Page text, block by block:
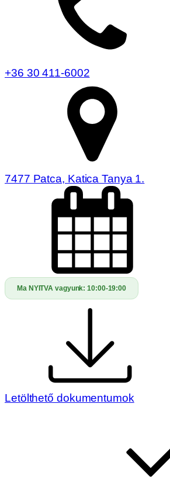
+36 30 411-6002
7477 Patca, Katica Tanya 1.
Ma NYITVA vagyunk:10:00-19:00
Letölthető dokumentumok